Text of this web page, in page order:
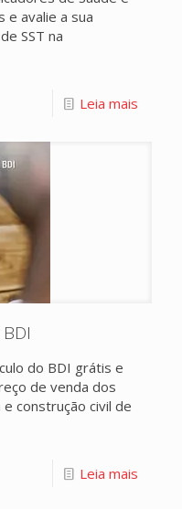
e avalie a sua
SST na
Leia mais
do BDI grátis e
de venda dos
construção civil de
Leia mais